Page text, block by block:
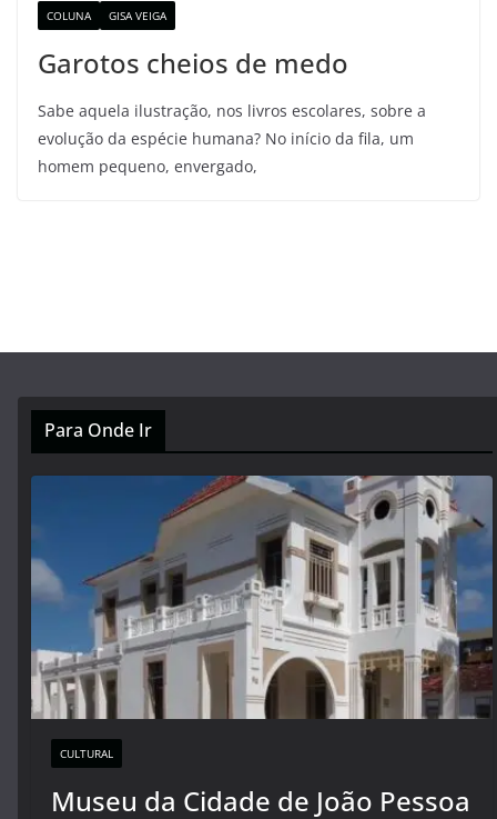
COLUNA GISA VEIGA
Garotos cheios de medo
Sabe aquela ilustração, nos livros escolares, sobre a
evolução da espécie humana? No início da fila, um
homem pequeno, envergado,
Para Onde Ir
CULTURAL
Museu da Cidade de João Pessoa